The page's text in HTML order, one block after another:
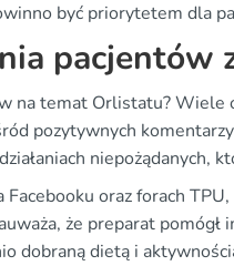
być priorytetem dla
pacjentów
na temat Orlistatu?
pozytywnych
niepożądanych,
oraz forach
że preparat pomógł
dobraną dietą i